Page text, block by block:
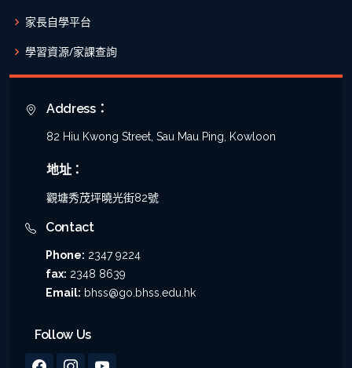
家長自學平台
學習資源/家課查詢
Address：
82 Hiu Kwong Street, Sau Mau Ping, Kowloon
地址：
觀塘秀茂坪曉光街82號
Contact
Phone: 2347 9224
fax: 2348 8639
Email: bhss@go.bhss.edu.hk
Follow Us